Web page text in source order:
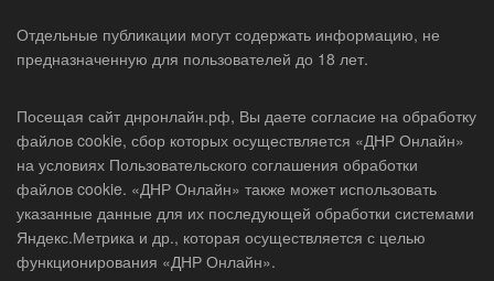
Отдельные публикации могут содержать информацию, не
предназначенную для пользователей до 18 лет.
Посещая сайт днронлайн.рф, Вы даете согласие на обработку
файлов cookie, сбор которых осуществляется «ДНР Онлайн»
на условиях Пользовательского соглашения обработки
файлов cookie. «ДНР Онлайн» также может использовать
указанные данные для их последующей обработки системами
Яндекс.Метрика и др., которая осуществляется с целью
функционирования «ДНР Онлайн».